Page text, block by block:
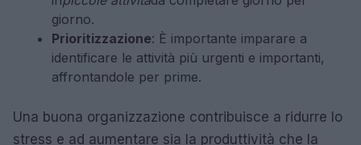
giorno.
Prioritizzazione: È importante imparare a
identificare le attività più urgenti e importanti,
affrontandole per prime.
Una buona organizzazione contribuisce a ridurre lo
stress e ad aumentare sia la produttività che la